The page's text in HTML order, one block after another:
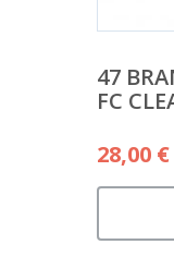
47
FC
28,00 €